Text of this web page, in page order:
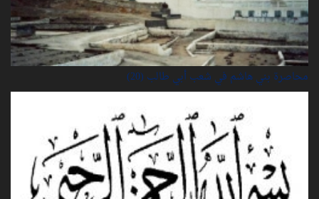
محاصرة بني هاشم في شعب أبي طالب (20)